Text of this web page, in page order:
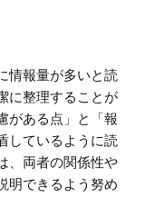
情報量が多いと読
に整理することが
がある点」と「報
しているように読
、両者の関係性や
明できるよう努め